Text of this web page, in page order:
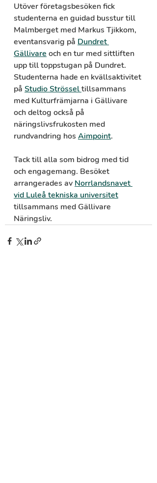
Utöver företagsbesöken fick
studenterna en guidad busstur till
Malmberget med Markus Tjikkom,
eventansvarig på Dundret
Gällivare och en tur med sittliften
upp till toppstugan på Dundret.
Studenterna hade en kvällsaktivitet
på Studio Strössel tillsammans
med Kulturfrämjarna i Gällivare
och deltog också på
näringslivsfrukosten med
rundvandring hos Aimpoint.
Tack till alla som bidrog med tid
och engagemang. Besöket
arrangerades av Norrlandsnavet
vid Luleå tekniska universitet
tillsammans med Gällivare
Näringsliv.